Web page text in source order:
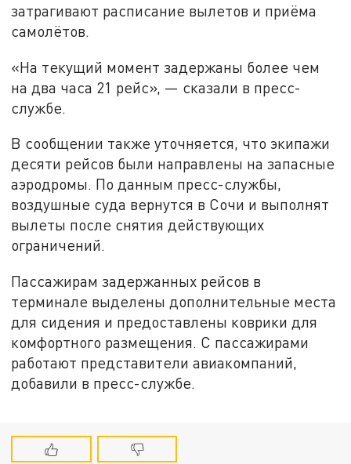
затрагивают расписание вылетов и приёма
самолётов.
«На текущий момент задержаны более чем
на два часа 21 рейс», — сказали в пресс-
службе.
В сообщении также уточняется, что экипажи
десяти рейсов были направлены на запасные
аэродромы. По данным пресс-службы,
воздушные суда вернутся в Сочи и выполнят
вылеты после снятия действующих
ограничений.
Пассажирам задержанных рейсов в
терминале выделены дополнительные места
для сидения и предоставлены коврики для
комфортного размещения. С пассажирами
работают представители авиакомпаний,
добавили в пресс-службе.